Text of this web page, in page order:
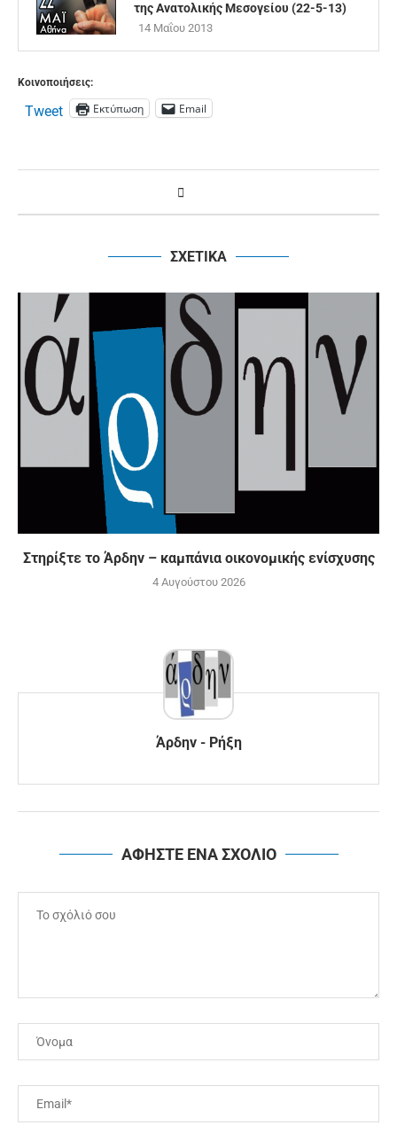
της Ανατολικής Μεσογείου (22-5-13)
14 Μαΐου 2013
Κοινοποιήσεις:
Tweet Εκτύπωση Email
ΣΧΕΤΙΚΑ
Στηρίξτε το Άρδην – καμπάνια οικονομικής ενίσχυσης
4 Αυγούστου 2026
Άρδην - Ρήξη
ΑΦΗΣΤΕ ΕΝΑ ΣΧΟΛΙΟ